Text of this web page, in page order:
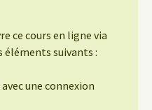
ce cours en ligne via
éléments suivants :
une connexion